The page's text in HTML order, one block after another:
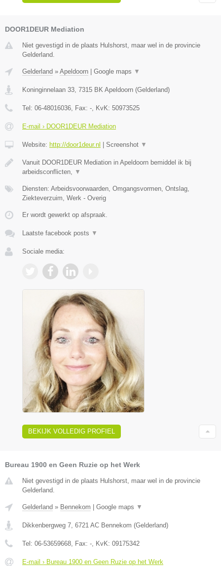
DOOR1DEUR Mediation
Niet gevestigd in de plaats Hulshorst, maar wel in de provincie
Gelderland.
Gelderland » Apeldoorn Google maps ▼
Koninginnelaan 33 7315 BK Apeldoorn (Gelderland)
Tel: 06-48016036 , Fax: - , KvK: 50973525
E-mail › DOOR1DEUR Mediation
Website: http://door1deur.nl Screenshot ▼
Vanuit DOOR1DEUR Mediation in Apeldoorn bemiddel ik bij
arbeidsconflicten,
▼
Diensten: Arbeidsvoorwaarden, Omgangsvormen, Ontslag,
Ziekteverzuim, Werk - Overig
Er wordt gewerkt op afspraak.
Laatste facebook posts ▼
Sociale media:
BEKIJK VOLLEDIG PROFIEL
Bureau 1900 en Geen Ruzie op het Werk
Niet gevestigd in de plaats Hulshorst, maar wel in de provincie
Gelderland.
Gelderland » Bennekom Google maps ▼
Dikkenbergweg 7 6721 AC Bennekom (Gelderland)
Tel: 06-53659668 , Fax: - , KvK: 09175342
E-mail › Bureau 1900 en Geen Ruzie op het Werk